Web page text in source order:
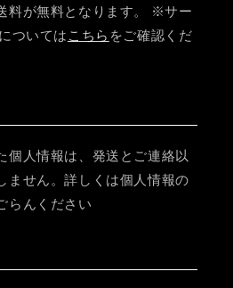
料が無料となります。 ※サー
ついては こちら をご確認くだ
個人情報は、発送とご連絡以
ません。詳しくは個人情報の
らんください